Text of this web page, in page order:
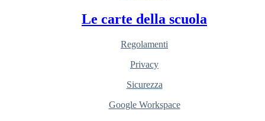
Le carte della scuola
Regolamenti
Privacy
Sicurezza
Google Workspace